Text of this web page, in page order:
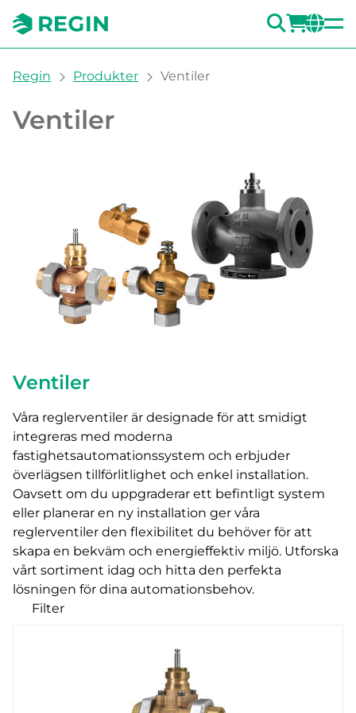
SÖK
You are here:
Regin Produkter Ventiler
Ventiler
Ventiler
Våra reglerventiler är designade för att smidigt
integreras med moderna
fastighetsautomationssystem och erbjuder
överlägsen tillförlitlighet och enkel installation.
Oavsett om du uppgraderar ett befintligt system
eller planerar en ny installation ger våra
reglerventiler den flexibilitet du behöver för att
skapa en bekväm och energieffektiv miljö. Utforska
vårt sortiment idag och hitta den perfekta
lösningen för dina automationsbehov.
Filter